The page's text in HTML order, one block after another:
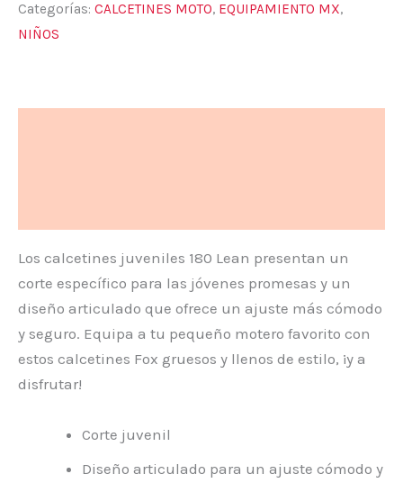
Categorías: CALCETINES MOTO, EQUIPAMIENTO MX,
NIÑOS
Los calcetines juveniles 180 Lean presentan un
corte específico para las jóvenes promesas y un
diseño articulado que ofrece un ajuste más cómodo
y seguro. Equipa a tu pequeño motero favorito con
estos calcetines Fox gruesos y llenos de estilo, ¡y a
disfrutar!
Corte juvenil
Diseño articulado para un ajuste cómodo y